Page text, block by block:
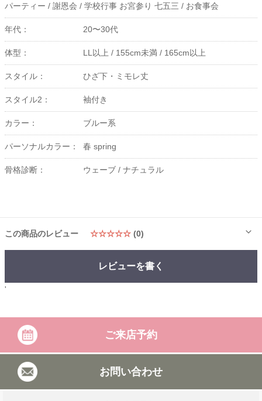
パーティー / 謝恩会 / 学校行事 お宮参り 七五三 / お食事会
年代： 20〜30代
体型： LL以上 / 155cm未満 / 165cm以上
スタイル： ひざ下・ミモレ丈
スタイル2： 袖付き
カラー： ブルー系
パーソナルカラー： 春 spring
骨格診断： ウェーブ / ナチュラル
この商品のレビュー ☆☆☆☆☆ (0)
レビューを書く
'
ご来店予約
お問い合わせ